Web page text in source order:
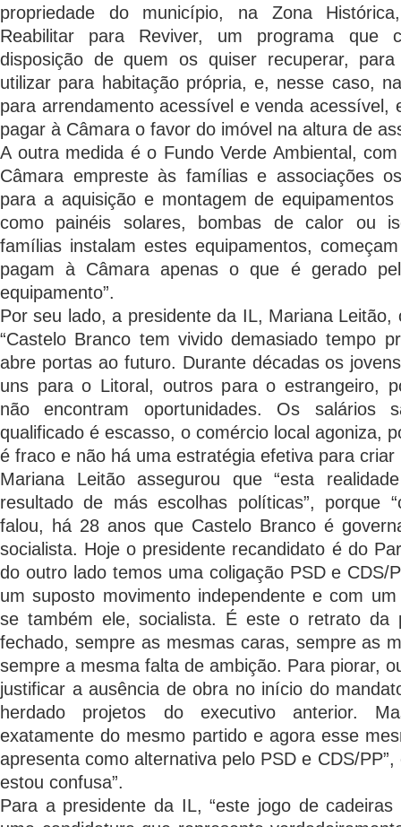
propriedade do município, na Zona
Reabilitar para Reviver, um programa que
disposição de quem os quiser recuperar,
utilizar para habitação própria, e, nesse caso,
para arrendamento acessível e venda acessível,
pagar à Câmara o favor do imóvel na altura de
A outra medida é o Fundo Verde Ambiental,
Câmara empreste às famílias e associações
para a aquisição e montagem de
como painéis solares, bombas de calor ou
famílias instalam estes equipamentos,
pagam à Câmara apenas o que é gerado
equipamento”.
Por seu lado, a presidente da IL, Mariana
“Castelo Branco tem vivido demasiado tempo
abre portas ao futuro. Durante décadas os
uns para o Litoral, outros para o estrangeiro,
não encontram oportunidades. Os salários
qualificado é escasso, o comércio local agoniza,
é fraco e não há uma estratégia efetiva para criar
Mariana Leitão assegurou que “esta
resultado de más escolhas políticas”, porque
falou, há 28 anos que Castelo Branco é
socialista. Hoje o presidente recandidato é do
do outro lado temos uma coligação PSD e CDS/
um suposto movimento independente e com
se também ele, socialista. É este o retrato da
fechado, sempre as mesmas caras, sempre as
sempre a mesma falta de ambição. Para piorar,
justificar a ausência de obra no início do
herdado projetos do executivo anterior.
exatamente do mesmo partido e agora esse
apresenta como alternativa pelo PSD e CDS/
estou confusa”.
Para a presidente da IL, “este jogo de